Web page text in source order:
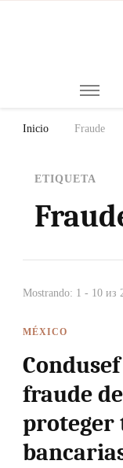
Inicio Fraude
ETIQUETA
Mostrando: 1 - 10 из
MÉXICO
fraude
proteger